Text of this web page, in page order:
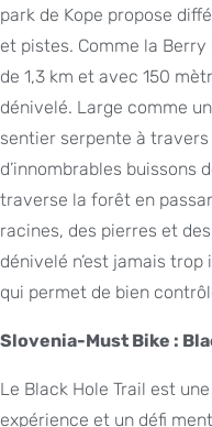
park de Kope propose
et pistes. Comme la Berry
de 1,3 km et avec 150
dénivelé. Large comme
sentier serpente à travers
d’innombrables buissons
traverse la forêt en
racines, des pierres et
dénivelé n’est jamais
qui permet de bien
Slovenia-Must Bike :
Le Black Hole Trail est
expérience et un défi